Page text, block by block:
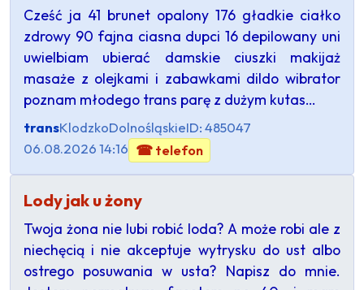
Cześć ja 41 brunet opalony 176 gładkie ciałko
zdrowy 90 fajna ciasna dupci 16 depilowany uni
uwielbiam ubierać damskie ciuszki makijaż
masaże z olejkami i zabawkami dildo wibrator
poznam młodego trans parę z dużym kutas…
transKlodzkoDolnośląskieID: 485047
06.08.2026 14:16 ☎ telefon
Lody jak u żony
Twoja żona nie lubi robić loda? A może robi ale z
niechęcią i nie akceptuje wytrysku do ust albo
ostrego posuwania w usta? Napisz do mnie.